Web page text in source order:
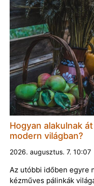
Hogyan alakulnak
modern világban?
2026. augusztus. 7. 10:07
Az utóbbi időben egyre
kézműves pálinkák